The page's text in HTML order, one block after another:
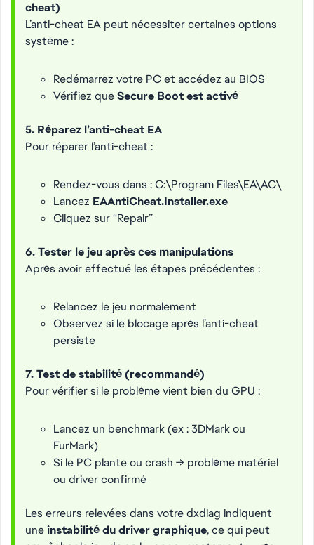
cheat)
L’anti-cheat EA peut nécessiter certaines options
système :
Redémarrez votre PC et accédez au BIOS
Vérifiez queSecure Boot est activé
5. Réparez l’anti-cheat EA
Pour réparer l’anti-cheat :
Rendez-vous dans : C:\Program Files\EA\AC\
Lancez EAAntiCheat.Installer.exe
Cliquez sur “Repair”
6. Tester le jeu après ces manipulations
Après avoir effectué les étapes précédentes :
Relancez le jeu normalement
Observez si le blocage après l’anti-cheat
persiste
7. Test de stabilité (recommandé)
Pour vérifier si le problème vient bien du GPU :
Lancez un benchmark (ex : 3DMark ou
FurMark)
Si le PC plante ou crash → problème matériel
ou driver confirmé
Les erreurs relevées dans votre dxdiag indiquent
uneinstabilité du driver graphique, ce qui peut